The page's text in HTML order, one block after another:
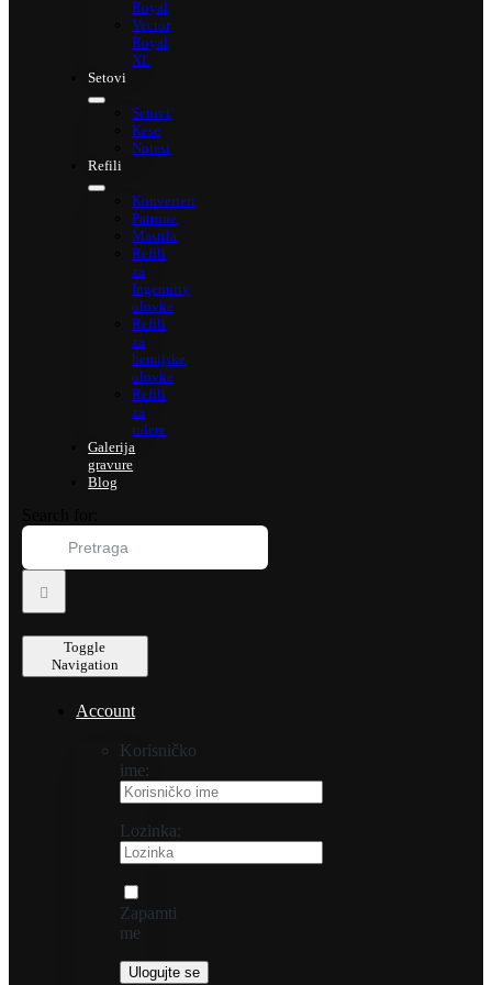
Royal
Vector
Royal
XL
Setovi
Setovi
Kese
Notesi
Refili
Konverteri
Patrone
Mastila
Refili
za
Ingenuity
olovke
Refili
za
hemijske
olovke
Refili
za
rolere
Galerija
gravure
Blog
Toggle
Navigation
Account
Korisničko
ime:
Lozinka:
Zapamti
me